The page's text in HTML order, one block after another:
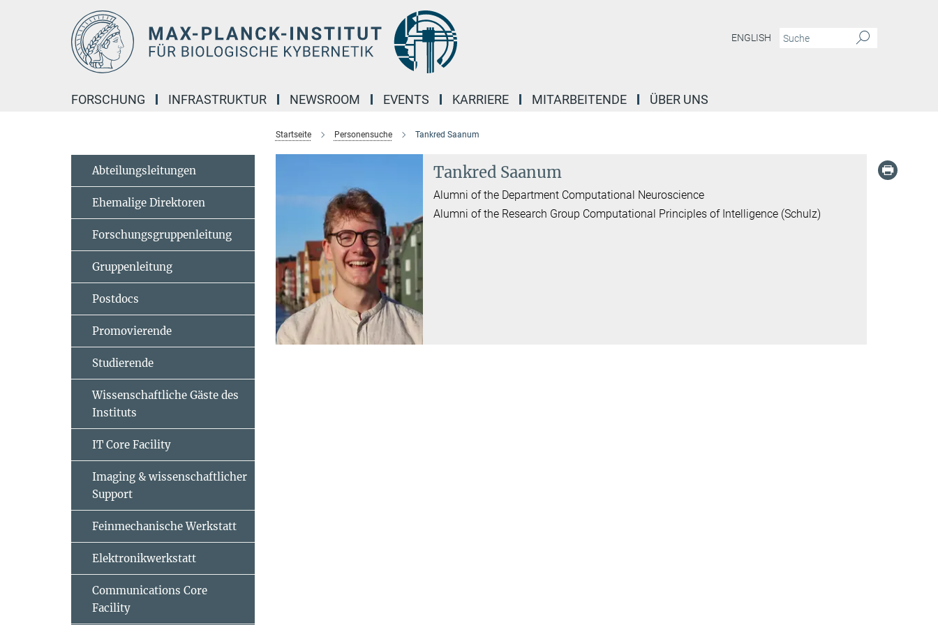
ENGLISH
FORSCHUNG INFRASTRUKTUR NEWSROOM EVENTS KARRIERE MITARBEITENDE ÜBER UNS
Startseite Personensuche Tankred Saanum
Tankred Saanum
Alumni of the Department Computational Neuroscience
Alumni of the Research Group Computational Principles of Intelligence (Schulz)
Abteilungsleitungen
Ehemalige Direktoren
Forschungsgruppenleitung
Gruppenleitung
Postdocs
Promovierende
Studierende
Wissenschaftliche Gäste des
Instituts
IT Core Facility
Imaging & wissenschaftlicher
Support
Feinmechanische Werkstatt
Elektronikwerkstatt
Communications Core
Facility